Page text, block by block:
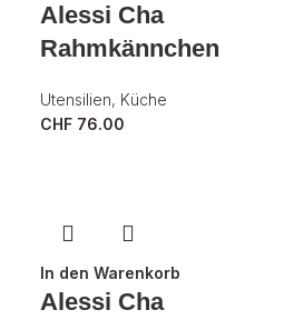
Alessi Cha
Rahmkännchen
Utensilien, Küche
CHF 76.00
In den Warenkorb
Alessi Cha